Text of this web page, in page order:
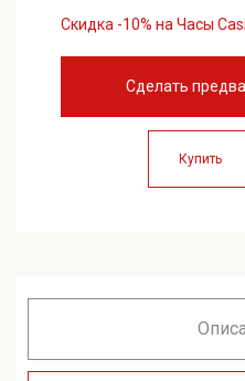
Скидка -10% на Часы
Сделать
Купить